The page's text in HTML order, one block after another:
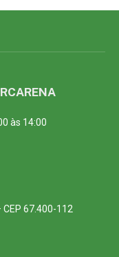
às 14:00
67.400-112